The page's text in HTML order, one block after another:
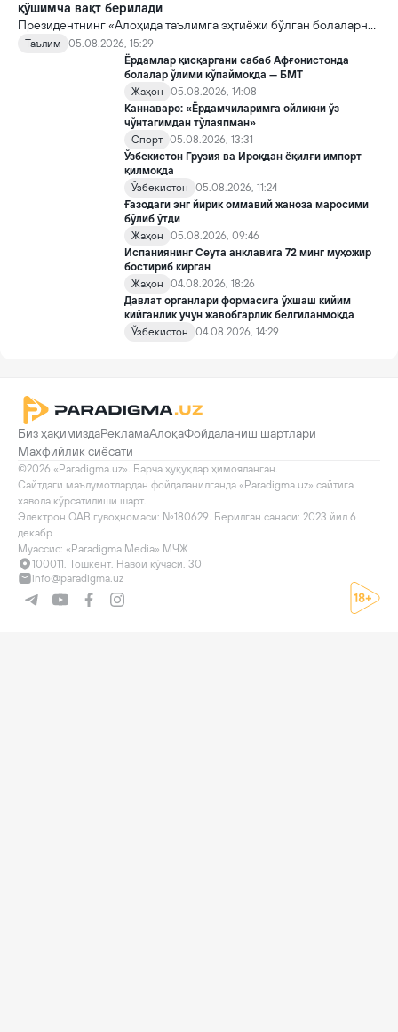
қўшимча вақт берилади
Президентнинг «Алоҳида таълимга эҳтиёжи бўлган болаларни
таълим ва ижтимоий хизматлар билан қамраб олиш тизимини
такомиллаштириш бўйича қўшимча чора-тадбирлар
тўғрисида»ги қарори билан инклюзив таълим соҳасида қатор
янги механизмлар жорий этилади.
Таълим
05.08.2026, 15:29
Ёрдамлар қисқаргани сабаб Афғонистонда
болалар ўлими кўпаймоқда — БМТ
Жаҳон
05.08.2026, 14:08
Каннаваро: «Ёрдамчиларимга ойликни ўз
чўнтагимдан тўлаяпман»
Спорт 05.08.2026, 13:31
Ўзбекистон Грузия ва Ироқдан ёқилғи импорт
қилмоқда
Ўзбекистон
05.08.2026, 11:24
Ғазодаги энг йирик оммавий жаноза маросими
бўлиб ўтди
Жаҳон
05.08.2026, 09:46
Испаниянинг Сеута анклавига 72 минг муҳожир
бостириб кирган
Жаҳон
04.08.2026, 18:26
Давлат органлари формасига ўхшаш кийим
кийганлик учун жавобгарлик белгиланмоқда
Ўзбекистон
04.08.2026, 14:29
Биз ҳақимиздаРекламаАлоқаФойдаланиш шартлари
Махфийлик сиёсати
©2026 «Paradigma.uz». Барча ҳуқуқлар ҳимояланган.
Сайтдаги маълумотлардан фойдаланилганда «Paradigma.uz» сайтига
хавола кўрсатилиши шарт.
Электрон ОАВ гувоҳномаси: №180629. Берилган санаси: 2023 йил 6
декабр
Муассис: «Paradigma Media» МЧЖ
100011, Тошкент, Навои кўчаси, 30
info@paradigma.uz